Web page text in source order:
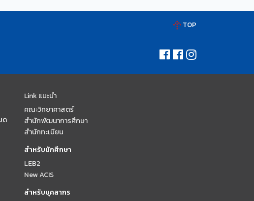
TOP
ด
Link แนะนำ
คณะวิทยาศาสตร์
สำนักพัฒนาการศึกษา
สำนักทะเบียน
สำหรับนักศึกษา
LEB2
New ACIS
สำหรับบุคลากร